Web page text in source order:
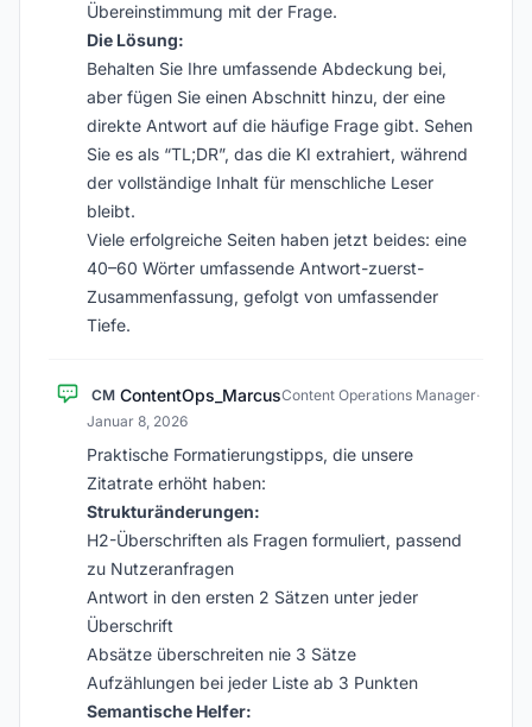
Übereinstimmung mit der Frage.
Die Lösung:
Behalten Sie Ihre umfassende Abdeckung bei,
aber fügen Sie einen Abschnitt hinzu, der eine
direkte Antwort auf die häufige Frage gibt. Sehen
Sie es als “TL;DR”, das die KI extrahiert, während
der vollständige Inhalt für menschliche Leser
bleibt.
Viele erfolgreiche Seiten haben jetzt beides: eine
40–60 Wörter umfassende Antwort-zuerst-
Zusammenfassung, gefolgt von umfassender
Tiefe.
CM ContentOps_MarcusContent Operations Manager·
Januar 8, 2026
Praktische Formatierungstipps, die unsere
Zitatrate erhöht haben:
Strukturänderungen:
H2-Überschriften als Fragen formuliert, passend
zu Nutzeranfragen
Antwort in den ersten 2 Sätzen unter jeder
Überschrift
Absätze überschreiten nie 3 Sätze
Aufzählungen bei jeder Liste ab 3 Punkten
Semantische Helfer: